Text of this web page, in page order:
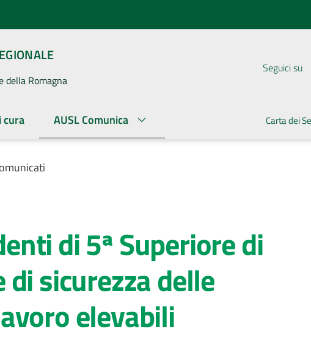
della Romagna
Seguici su
cura AUSL Comunica Carta dei
di 5ª Superiore di
sicurezza delle
elevabili